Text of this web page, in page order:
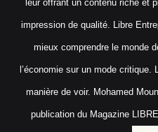
leur offrant un contenu riche et
impression de qualité. Libre
mieux comprendre le monde
l’économie sur un mode
manière de voir. Mohamed
publication du Magazine